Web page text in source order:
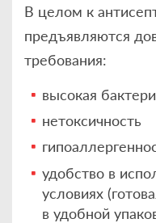
В целом к
предъявляются
требования:
высокая
нетоксичность
удобство в
условиях
в удобной